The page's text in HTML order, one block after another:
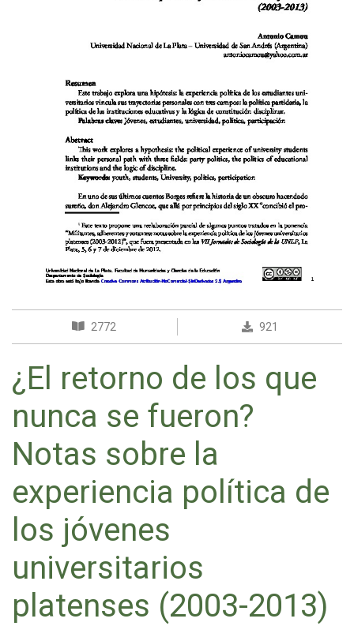
2772 921
¿El retorno de los que
nunca se fueron?
Notas sobre la
experiencia política de
los jóvenes
universitarios
platenses (2003-2013)